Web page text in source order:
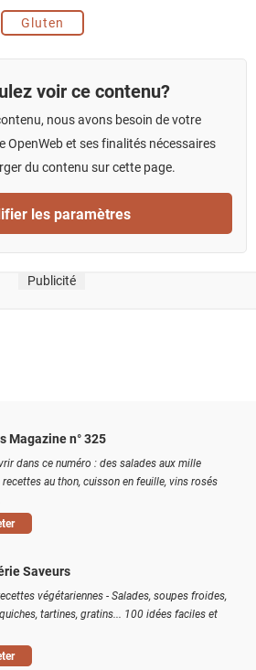
Gluten
voir ce contenu?
nous avons besoin de votre
et ses finalités nécessaires
du contenu sur cette page.
les paramètres
Publicité
Magazine n° 325
dans ce numéro : des salades aux mille
au thon, cuisson en feuille, vins rosés
Saveurs
végétariennes - Salades, soupes froides,
tartines, gratins... 100 idées faciles et